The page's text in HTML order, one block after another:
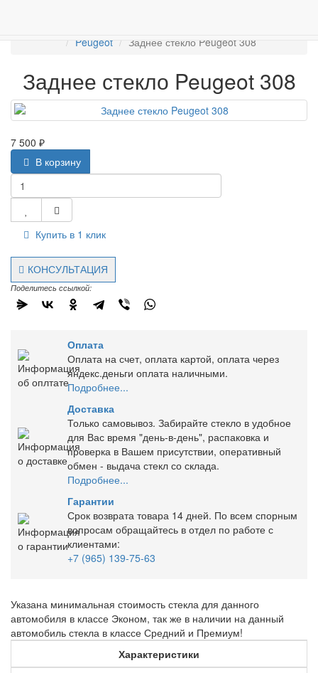
Peugeot
Заднее стекло Peugeot 308
Заднее стекло Peugeot 308
7 500 ₽
В корзину
Купить в 1 клик
КОНСУЛЬТАЦИЯ
Поделитесь ссылкой:
Оплата
Оплата на счет, оплата картой, оплата через
яндекс.деньги оплата наличными.
Подробнее...
Доставка
Только самовывоз. Забирайте стекло в удобное
для Вас время "день-в-день", распаковка и
проверка в Вашем присутствии, оперативный
обмен - выдача стекл со склада.
Подробнее...
Гарантии
Срок возврата товара 14 дней. По всем спорным
вопросам обращайтесь в отдел по работе с
клиентами:
+7 (965) 139-75-63
Указана минимальная стоимость стекла для данного
автомобиля в классе Эконом, так же в наличии на данный
автомобиль стекла в классе Средний и Премиум!
Характеристики